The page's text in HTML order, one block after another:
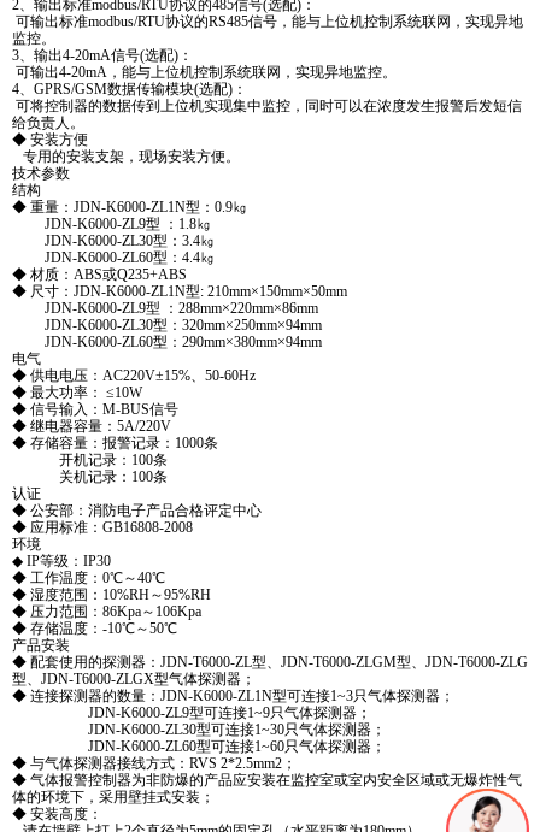
2、输出标准modbus/RTU协议的485信号(选配)：
可输出标准modbus/RTU协议的RS485信号，能与上位机控制系统联网，实现异地
监控。
3、输出4-20mA信号(选配)：
可输出4-20mA，能与上位机控制系统联网，实现异地监控。
4、GPRS/GSM数据传输模块(选配)：
可将控制器的数据传到上位机实现集中监控，同时可以在浓度发生报警后发短信
给负责人。
◆ 安装方便
专用的安装支架，现场安装方便。
技术参数
结构
◆ 重量：JDN-K6000-ZL1N型：0.9㎏
JDN-K6000-ZL9型 ：1.8㎏
JDN-K6000-ZL30型：3.4㎏
JDN-K6000-ZL60型：4.4㎏
◆ 材质：ABS或Q235+ABS
◆ 尺寸：JDN-K6000-ZL1N型: 210mm×150mm×50mm
JDN-K6000-ZL9型 ：288mm×220mm×86mm
JDN-K6000-ZL30型：320mm×250mm×94mm
JDN-K6000-ZL60型：290mm×380mm×94mm
电气
◆ 供电电压：AC220V±15%、50-60Hz
◆ 最大功率： ≤10W
◆ 信号输入：M-BUS信号
◆ 继电器容量：5A/220V
◆ 存储容量：报警记录：1000条
开机记录：100条
关机记录：100条
认证
◆ 公安部：消防电子产品合格评定中心
◆ 应用标准：GB16808-2008
环境
◆ IP等级：IP30
◆ 工作温度：0℃～40℃
◆ 湿度范围：10%RH～95%RH
◆ 压力范围：86Kpa～106Kpa
◆ 存储温度：-10℃～50℃
产品安装
◆ 配套使用的探测器：JDN-T6000-ZL型、JDN-T6000-ZLGM型、JDN-T6000-ZLG
型、JDN-T6000-ZLGX型气体探测器；
◆ 连接探测器的数量：JDN-K6000-ZL1N型可连接1~3只气体探测器；
JDN-K6000-ZL9型可连接1~9只气体探测器；
JDN-K6000-ZL30型可连接1~30只气体探测器；
JDN-K6000-ZL60型可连接1~60只气体探测器；
◆ 与气体探测器接线方式：RVS 2*2.5mm2；
◆ 气体报警控制器为非防爆的产品应安装在监控室或室内安全区域或无爆炸性气
体的环境下，采用壁挂式安装；
◆ 安装高度：